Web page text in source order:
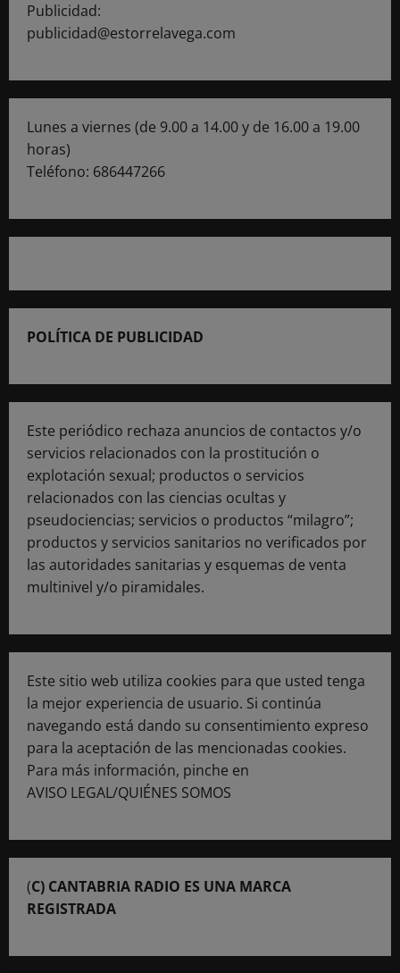
Publicidad:
publicidad@estorrelavega.com
Lunes a viernes (de 9.00 a 14.00 y de 16.00 a 19.00
horas)
Teléfono: 686447266
POLÍTICA DE PUBLICIDAD
Este periódico rechaza anuncios de contactos y/o
servicios relacionados con la prostitución o
explotación sexual; productos o servicios
relacionados con las ciencias ocultas y
pseudociencias; servicios o productos “milagro”;
productos y servicios sanitarios no verificados por
las autoridades sanitarias y esquemas de venta
multinivel y/o piramidales.
Este sitio web utiliza cookies para que usted tenga
la mejor experiencia de usuario. Si continúa
navegando está dando su consentimiento expreso
para la aceptación de las mencionadas cookies.
Para más información, pinche en
AVISO LEGAL/QUIÉNES SOMOS
(C) CANTABRIA RADIO ES UNA MARCA
REGISTRADA